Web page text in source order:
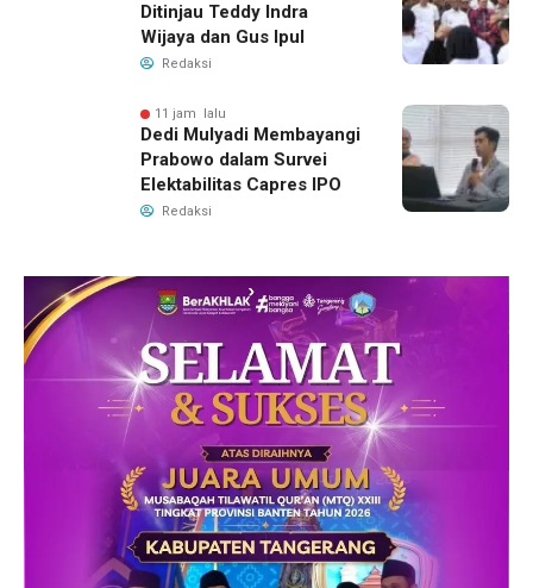
Ditinjau Teddy Indra
Wijaya dan Gus Ipul
Redaksi
11 jam lalu
Dedi Mulyadi Membayangi
Prabowo dalam Survei
Elektabilitas Capres IPO
Redaksi